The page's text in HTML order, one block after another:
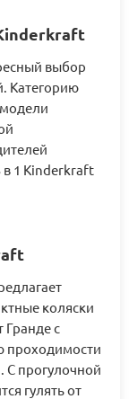
выбор
Категорию
в 1 Kinderkraft
коляски
Гранде с
проходимости
С прогулочной
гулять от